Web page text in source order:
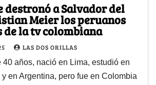
destronó a Salvador del
Meier los peruanos
de la tv colombiana
LAS DOS ORILLAS
40 años, nació en Lima, estudió en
en Argentina, pero fue en Colombia